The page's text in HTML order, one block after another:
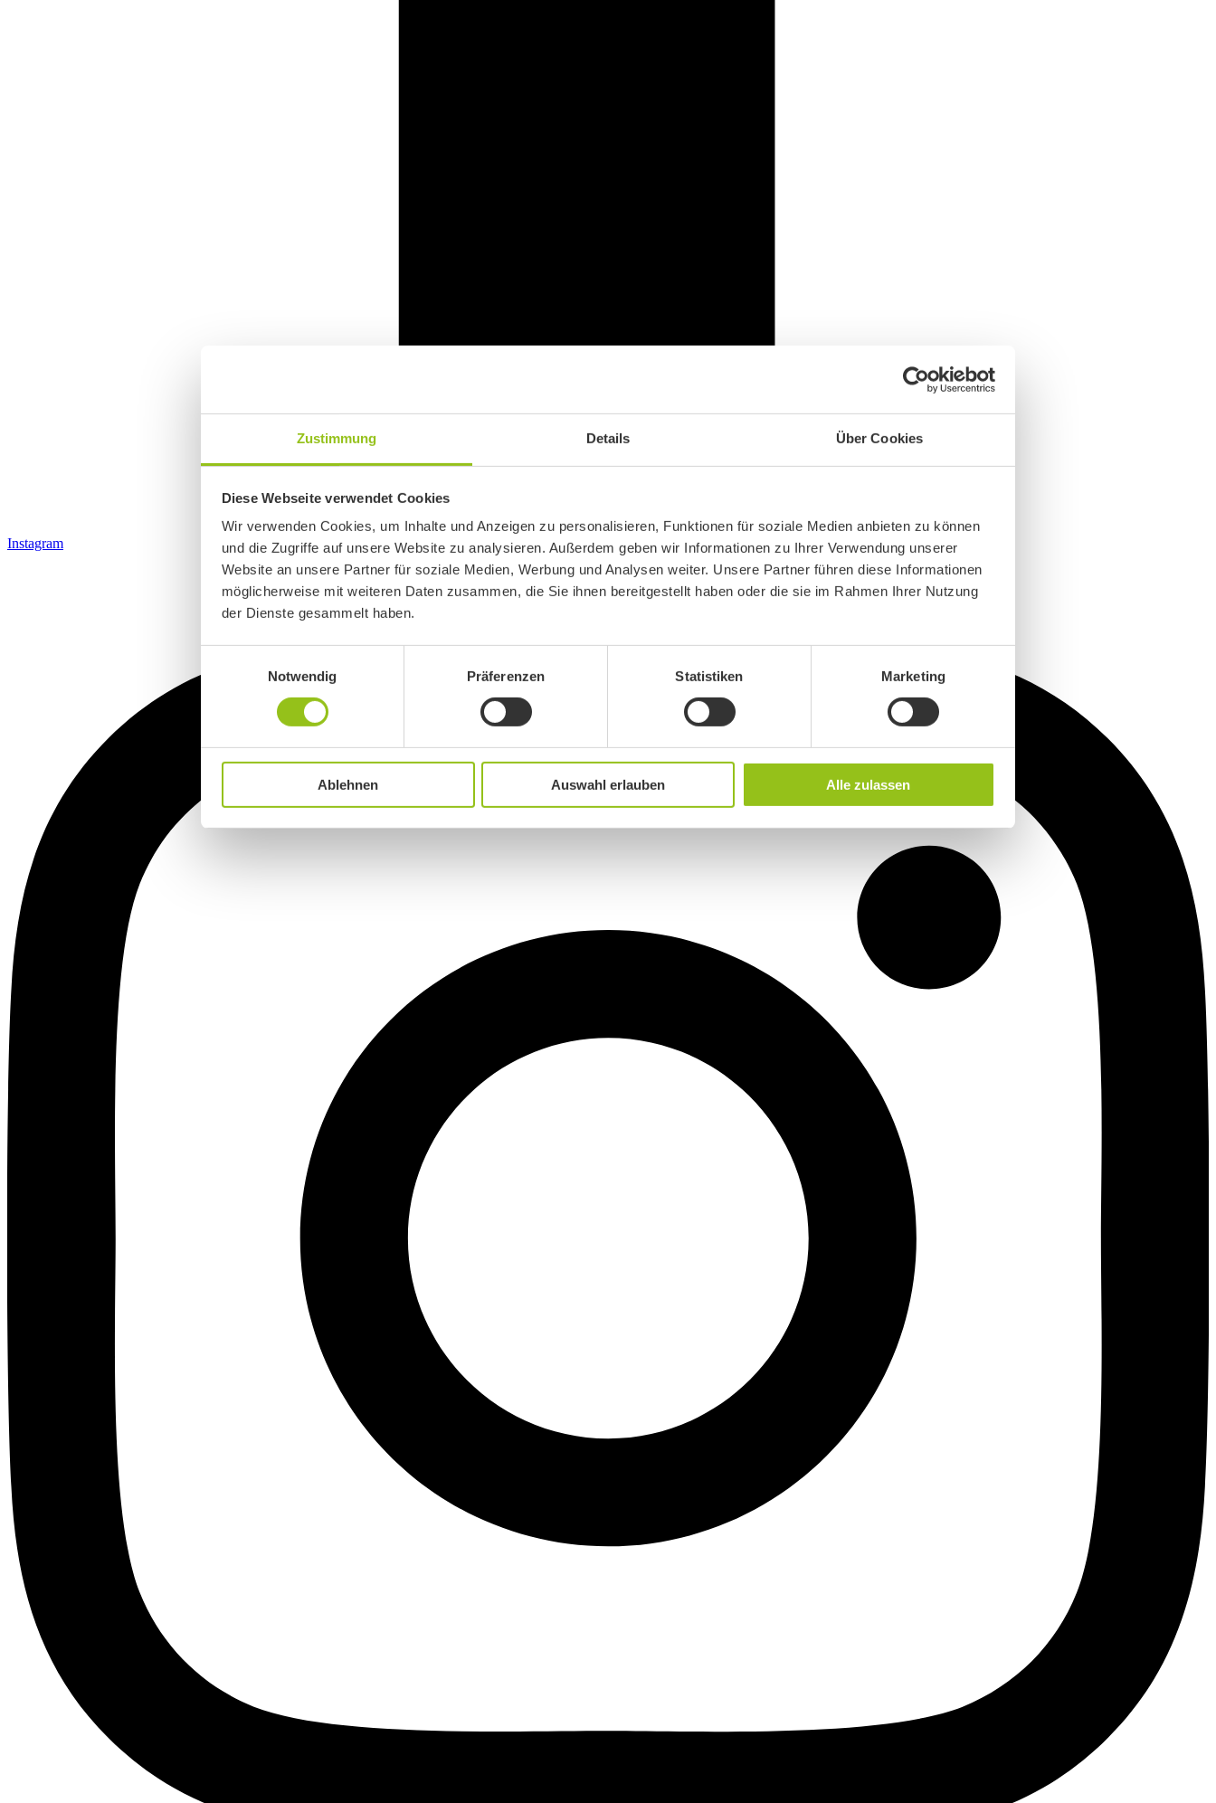
Zustimmung Details Über Cookies
Diese Webseite verwendet Cookies
Wir verwenden Cookies, um Inhalte und Anzeigen zu personalisieren, Funktionen für soziale Medien anbieten zu können
und die Zugriffe auf unsere Website zu analysieren. Außerdem geben wir Informationen zu Ihrer Verwendung unserer
Website an unsere Partner für soziale Medien, Werbung und Analysen weiter. Unsere Partner führen diese Informationen
möglicherweise mit weiteren Daten zusammen, die Sie ihnen bereitgestellt haben oder die sie im Rahmen Ihrer Nutzung
der Dienste gesammelt haben.
Notwendig
Präferenzen Statistiken Marketing
Ablehnen Auswahl erlauben Alle zulassen
Instagram